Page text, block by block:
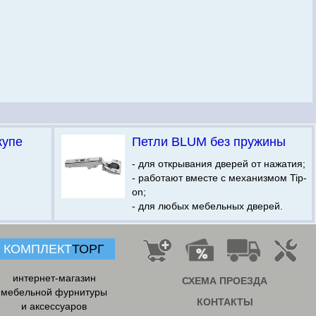
Петли BLUM без пружины
- для открывания дверей от нажатия;
- работают вместе с механизмом Tip-
on;
- для любых мебельных дверей.
КОМПЛЕКТТОРГ
интернет-магазин
мебельной фурнитуры
и аксессуаров
СХЕМА ПРОЕЗДА
КОНТАКТЫ